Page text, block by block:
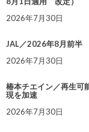
2026年7月30日
JAL／2026年8月前半
2026年7月30日
椿本チエイン／再生可
現を加速
2026年7月30日